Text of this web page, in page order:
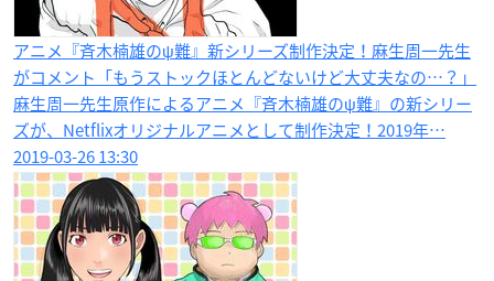
アニメ『斉木楠雄のψ難』新シリーズ制作決定！麻生周一先生
がコメント「もうストックほとんどないけど大丈夫なの…？」
麻生周一先生原作によるアニメ『斉木楠雄のψ難』の新シリー
ズが、Netflixオリジナルアニメとして制作決定！2019年…
2019-03-26 13:30